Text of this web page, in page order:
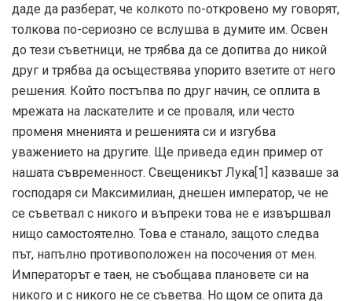
даде да разберат, че колкото по-откровено му говорят,
толкова по-сериозно се вслушва в думите им. Освен
до тези съветници, не трябва да се допитва до никой
друг и трябва да осъществява упорито взетите от него
решения. Който постъпва по друг начин, се оплита в
мрежата на ласкателите и се проваля, или често
променя мненията и решенията си и изгубва
уважението на другите. Ще приведа един пример от
нашата съвременност. Свещеникът Лука[1] казваше за
господаря си Максимилиан, днешен император, че не
се съветвал с никого и въпреки това не е извършвал
нищо самостоятелно. Това е станало, защото следва
път, напълно противоположен на посочения от мен.
Императорът е таен, не съобщава плановете си на
никого и с никого не се съветва. Но щом се опита да